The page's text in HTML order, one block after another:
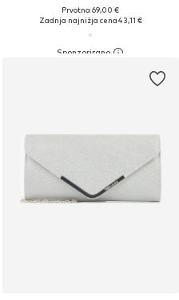
Prvotno: 69,00 €
Zadnja najnižja cena43,11 €